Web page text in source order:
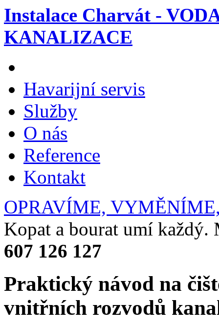
Instalace Charvát -
KANALIZACE
Havarijní servis
Služby
O nás
Reference
Kontakt
OPRAVÍME,
Kopat a bourat umí
607 126 127
Praktický návod na
vnitřních rozvodů